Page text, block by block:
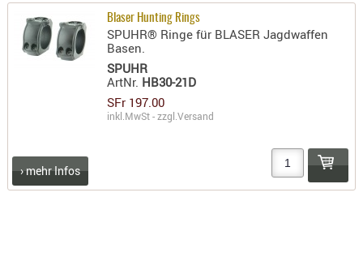
Blaser Hunting Rings
SPUHR® Ringe für BLASER Jagdwaffen
Basen.
SPUHR
ArtNr. HB30-21D
SFr 197.00
inkl.MwSt - zzgl.Versand
› mehr Infos